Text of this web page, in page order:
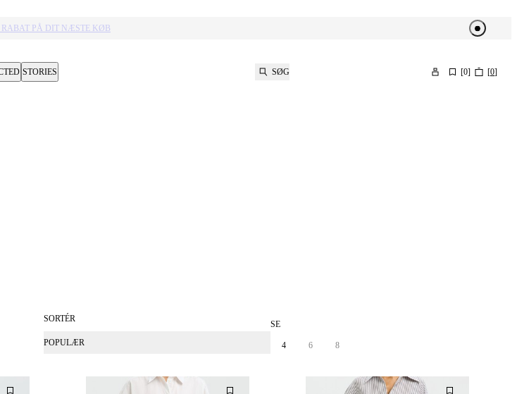
I RABAT PÅ DIT NÆSTE KØB​
STORIES SØG [0] [0]
SORTÉR
POPULÆR
SE
4 6 8